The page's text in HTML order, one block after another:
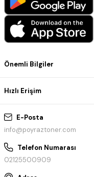
E-Posta
info@poyraztoner.com
Telefon Numarası
02125500909
Önemli Bilgiler
Hızlı Erişim